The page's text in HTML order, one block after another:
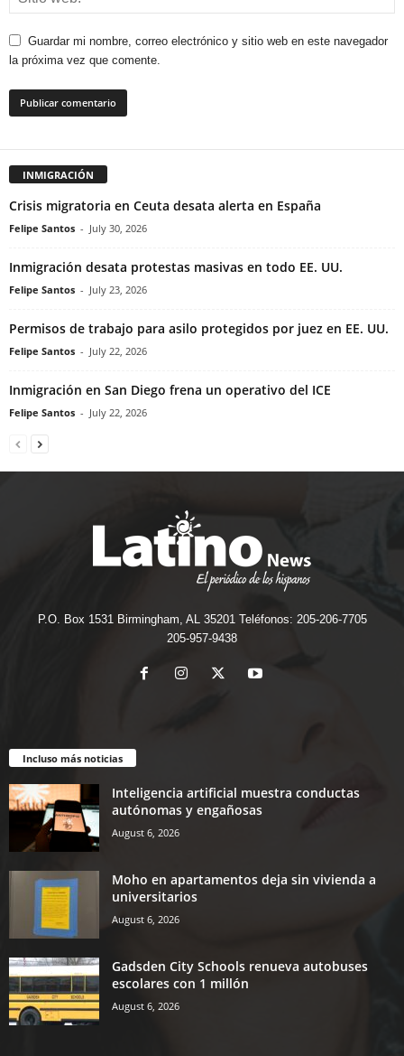
Guardar mi nombre, correo electrónico y sitio web en este navegador
la próxima vez que comente.
INMIGRACIÓN
Crisis migratoria en Ceuta desata alerta en España
Felipe Santos - July 30, 2026
Inmigración desata protestas masivas en todo EE. UU.
Felipe Santos - July 23, 2026
Permisos de trabajo para asilo protegidos por juez en EE. UU.
Felipe Santos - July 22, 2026
Inmigración en San Diego frena un operativo del ICE
Felipe Santos - July 22, 2026
P.O. Box 1531 Birmingham, AL 35201 Teléfonos: 205-206-7705
205-957-9438
Incluso más noticias
Inteligencia artificial muestra conductas
autónomas y engañosas
August 6, 2026
Moho en apartamentos deja sin vivienda a
universitarios
August 6, 2026
Gadsden City Schools renueva autobuses
escolares con 1 millón
August 6, 2026